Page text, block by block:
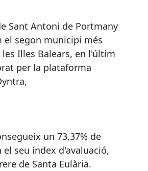
Sant Antoni de Portmany
el segon municipi més
Illes Balears, en l'últim
per la plataforma
un 73,37% de
seu índex d'avaluació,
de Santa Eulària.